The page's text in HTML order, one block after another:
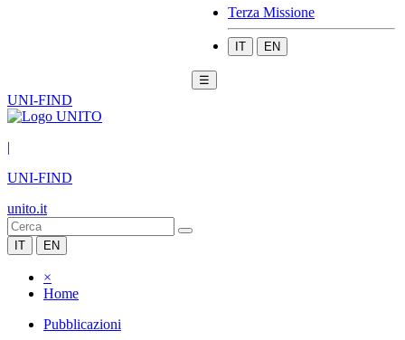
Terza Missione
IT EN
☰
UNI-FIND
|
UNI-FIND
unito.it
IT EN
×
Home
Pubblicazioni